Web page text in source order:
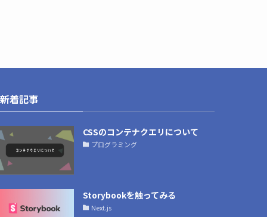
新着記事
CSSのコンテナクエリについて
プログラミング
Storybookを触ってみる
Next.js